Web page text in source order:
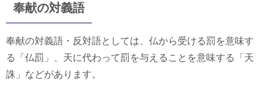
奉献の対義語
奉献の対義語・反対語としては、仏から受ける罰を意味す
る「仏罰」、天に代わって罰を与えることを意味する「天
誅」などがあります。